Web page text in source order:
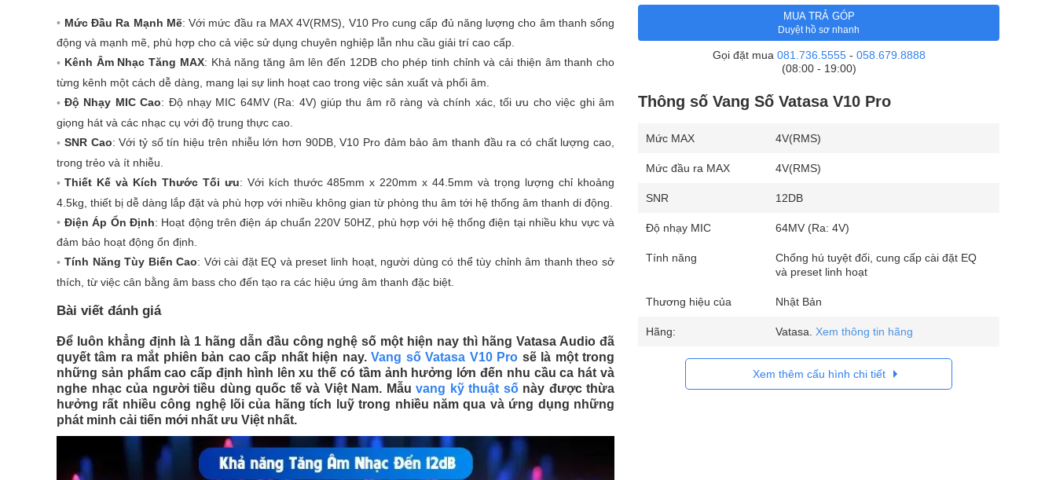
Mức Đầu Ra Mạnh Mẽ: Với mức đầu ra MAX 4V(RMS), V10 Pro cung cấp đủ năng lượng cho âm thanh sống
động và mạnh mẽ, phù hợp cho cả việc sử dụng chuyên nghiệp lẫn nhu cầu giải trí cao cấp.
Kênh Âm Nhạc Tăng MAX: Khả năng tăng âm lên đến 12DB cho phép tinh chỉnh và cải thiện âm thanh cho
từng kênh một cách dễ dàng, mang lại sự linh hoạt cao trong việc sản xuất và phối âm.
Độ Nhạy MIC Cao: Độ nhạy MIC 64MV (Ra: 4V) giúp thu âm rõ ràng và chính xác, tối ưu cho việc ghi âm
giọng hát và các nhạc cụ với độ trung thực cao.
SNR Cao: Với tỷ số tín hiệu trên nhiễu lớn hơn 90DB, V10 Pro đảm bảo âm thanh đầu ra có chất lượng cao,
trong trẻo và ít nhiễu.
Thiết Kế và Kích Thước Tối ưu: Với kích thước 485mm x 220mm x 44.5mm và trọng lượng chỉ khoảng
4.5kg, thiết bị dễ dàng lắp đặt và phù hợp với nhiều không gian từ phòng thu âm tới hệ thống âm thanh di động.
Điện Áp Ổn Định: Hoạt động trên điện áp chuẩn 220V 50HZ, phù hợp với hệ thống điện tại nhiều khu vực và
đảm bảo hoạt động ổn định.
Tính Năng Tùy Biến Cao: Với cài đặt EQ và preset linh hoạt, người dùng có thể tùy chỉnh âm thanh theo sở
thích, từ việc cân bằng âm bass cho đến tạo ra các hiệu ứng âm thanh đặc biệt.
Bài viết đánh giá
Để luôn khẳng định là 1 hãng dẫn đầu công nghệ số một hiện nay thì hãng Vatasa Audio đã
quyết tâm ra mắt phiên bản cao cấp nhất hiện nay.Vang số Vatasa V10 Pro sẽ là một trong
những sản phẩm cao cấp định hình lên xu thế có tầm ảnh hưởng lớn đến nhu cầu ca hát và
nghe nhạc của người tiều dùng quốc tế và Việt Nam. Mẫu vang kỹ thuật sốnày được thừa
hưởng rất nhiều công nghệ lõi của hãng tích luỹ trong nhiều năm qua và ứng dụng những
phát minh cải tiến mới nhất ưu Việt nhất.
MUA TRẢ GÓP
Duyệt hồ sơ nhanh
Gọi đặt mua 081.736.5555- 058.679.8888
(08:00 - 19:00)
Thông số Vang Số Vatasa V10 Pro
Mức MAX 4V(RMS)
Mức đầu ra MAX 4V(RMS)
SNR 12DB
Độ nhạy MIC 64MV (Ra: 4V)
Tính năng
Chống hú tuyệt đối, cung cấp cài đặt EQ
và preset linh hoạt
Thương hiệu của Nhật Bản
Hãng: Vatasa. Xem thông tin hãng
Xem thêm cấu hình chi tiết